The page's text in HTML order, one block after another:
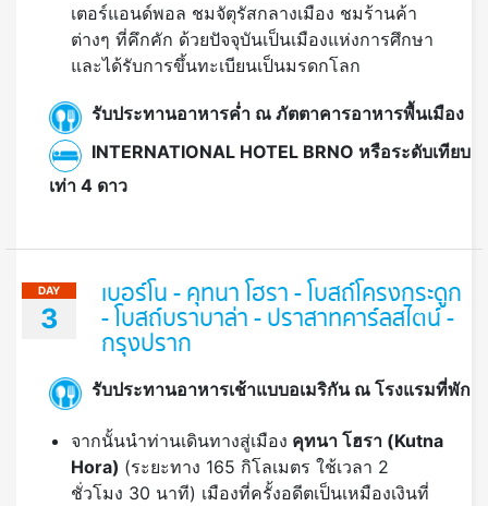
เตอร์แอนด์พอล ชมจัตุรัสกลางเมือง ชมร้านค้า
ต่างๆ ที่คึกคัก ด้วยปัจจุบันเป็นเมืองแห่งการศึกษา
และได้รับการขึ้นทะเบียนเป็นมรดกโลก
รับประทานอาหารค่ำ ณ ภัตตาคารอาหารพื้นเมือง
INTERNATIONAL HOTEL BRNO หรือระดับเทียบ
เท่า 4 ดาว
DAY
3
เบอร์โน - คุทนา โฮรา - โบสถ์โครงกระดูก
- โบสถ์บราบาล่า - ปราสาทคาร์ลสไตน์ -
กรุงปราก
รับประทานอาหารเช้าแบบอเมริกัน ณ โรงแรมที่พัก
จากนั้นนำท่านเดินทางสู่เมือง คุทนา โฮรา (Kutna
Hora) (ระยะทาง 165 กิโลเมตร ใช้เวลา 2
ชั่วโมง 30 นาที) เมืองที่ครั้งอดีตเป็นเหมืองเงินที่